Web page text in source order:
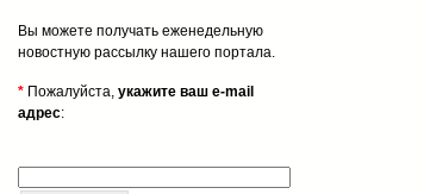
Вы можете получать еженедельную
новостную рассылку нашего портала.
* Пожалуйста, укажите ваш e-mail
адрес: